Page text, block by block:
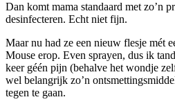
Dan komt mama standaard met zo’n
desinfecteren. Echt niet fijn.
Maar nu had ze een nieuw flesje mét
Mouse erop. Even sprayen, dus ik
keer géén pijn (behalve het wondje
wel belangrijk zo’n
tegen te gaan.